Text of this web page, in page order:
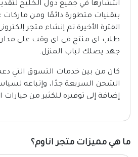
انتشارها في جميع دول الخليج
بتقنيات متطورة دائمًا ومن
الفترة الأخيرة تم إنشاء متجر
طلب اى منتج فى اى وقت على مدار
جهد يصلك لباب المنزل.
كان من بين خدمات التسوق التي
الشحن السريعة جدًا، وإتباعه
إضافة إلى توفيره للكثير من خيارات
ما هي مميزات متجر اناوم؟